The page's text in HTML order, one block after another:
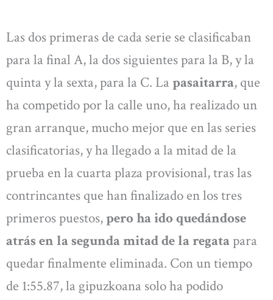
Las dos primeras de cada serie se clasificaban
para la final A, la dos siguientes para la B, y la
quinta y la sexta, para la C. La pasaitarra, que
ha competido por la calle uno, ha realizado un
gran arranque, mucho mejor que en las series
clasificatorias, y ha llegado a la mitad de la
prueba en la cuarta plaza provisional, tras las
contrincantes que han finalizado en los tres
primeros puestos,pero ha ido quedándose
atrás en la segunda mitad de la regatapara
quedar finalmente eliminada. Con un tiempo
de 1:55.87, la gipuzkoana solo ha podido